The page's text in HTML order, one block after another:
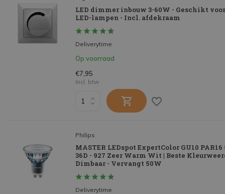
LED dimmer inbouw 3-60W - Geschikt
LED-lampen - Incl. afdekraam
Deliverytime
Op voorraad
€7,95
Incl. btw
Philips
MASTER LEDspot ExpertColor GU10
36D - 927 Zeer Warm Wit | Beste
Dimbaar - Vervangt 50W
Deliverytime